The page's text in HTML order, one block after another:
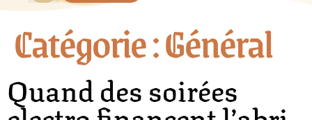
Catégorie :Général
Quand des soirées